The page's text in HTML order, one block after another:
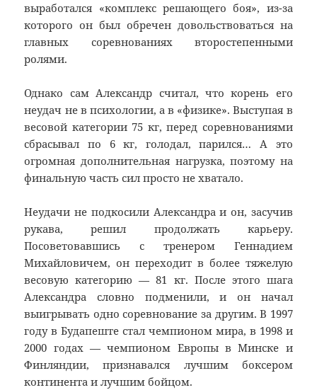
выработался «комплекс решающего боя», из-за
которого он был обречен довольствоваться на
главных соревнованиях второстепенными
ролями.
Однако сам Александр считал, что корень его
неудач не в психологии, а в «физике». Выступая в
весовой категории 75 кг, перед соревнованиями
сбрасывал по 6 кг, голодал, парился… А это
огромная дополнительная нагрузка, поэтому на
финальную часть сил просто не хватало.
Неудачи не подкосили Александра и он, засучив
рукава, решил продолжать карьеру.
Посоветовавшись с тренером Геннадием
Михайловичем, он переходит в более тяжелую
весовую категорию — 81 кг. После этого шага
Александра словно подменили, и он начал
выигрывать одно соревнование за другим. В 1997
году в Будапеште стал чемпионом мира, в 1998 и
2000 годах — чемпионом Европы в Минске и
Финляндии, признавался лучшим боксером
континента и лучшим бойцом.